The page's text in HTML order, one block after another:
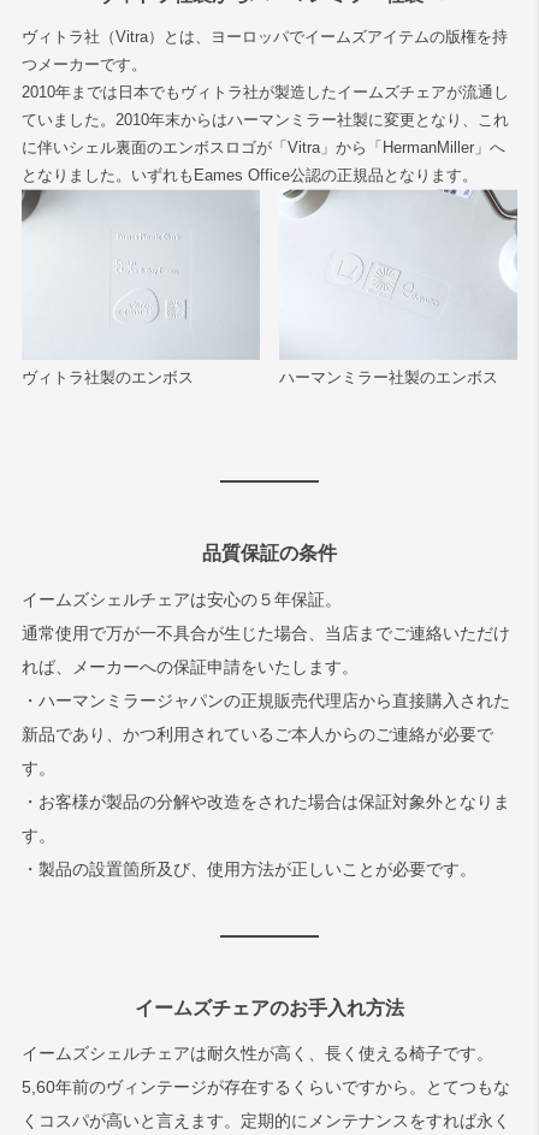
ヴィトラ社（Vitra）とは、ヨーロッパでイームズアイテムの版権を持
つメーカーです。
2010年までは日本でもヴィトラ社が製造したイームズチェアが流通し
ていました。2010年末からはハーマンミラー社製に変更となり、これ
に伴いシェル裏面のエンボスロゴが「Vitra」から「HermanMiller」へ
となりました。いずれもEames Office公認の正規品となります。
ヴィトラ社製のエンボス ハーマンミラー社製のエンボス
品質保証の条件
イームズシェルチェアは安心の５年保証。
通常使用で万が一不具合が生じた場合、当店までご連絡いただけ
れば、メーカーへの保証申請をいたします。
・ハーマンミラージャパンの正規販売代理店から直接購入された
新品であり、かつ利用されているご本人からのご連絡が必要で
す。
・お客様が製品の分解や改造をされた場合は保証対象外となりま
す。
・製品の設置箇所及び、使用方法が正しいことが必要です。
イームズチェアのお手入れ方法
イームズシェルチェアは耐久性が高く、長く使える椅子です。
5,60年前のヴィンテージが存在するくらいですから。とてつもな
くコスパが高いと言えます。定期的にメンテナンスをすれば永く